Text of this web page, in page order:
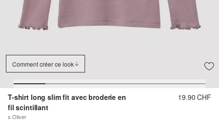
Comment créer ce look
T-shirt long slim fit avec broderie en
fil scintillant
s.Oliver
19.90 CHF